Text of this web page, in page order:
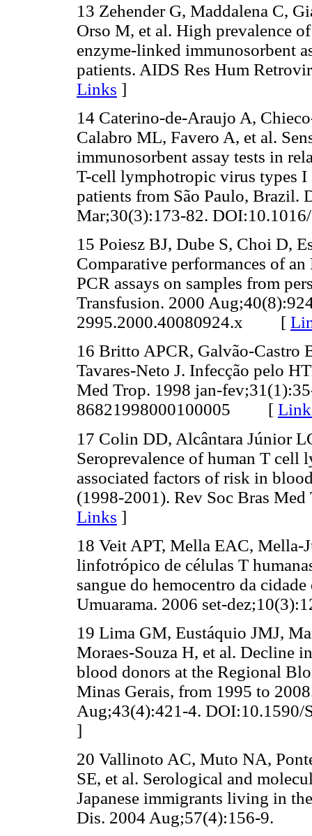
13 Zehender G, Maddalena C,
Orso M, et al. High prevalence
enzyme-linked immunosorbent
patients. AIDS Res Hum
Links ]
14 Caterino-de-Araujo A,
Calabro ML, Favero A, et al.
immunosorbent assay tests in
T-cell lymphotropic virus types
patients from São Paulo,
Mar;30(3):173-82.
15 Poiesz BJ, Dube S, Choi D,
Comparative performances of
PCR assays on samples from
Transfusion. 2000
2995.2000.40080924.x [
16 Britto APCR, Galvão-Castro
Tavares-Neto J. Infecção pelo
Med Trop. 1998 jan-
86821998000100005 [
17 Colin DD, Alcântara Júnior
Seroprevalence of human T
associated factors of risk in
(1998-2001). Rev Soc Bras
Links ]
18 Veit APT, Mella EAC, Mella-
linfotrópico de células T
sangue do hemocentro da
Umuarama. 2006 set-
19 Lima GM, Eustáquio JMJ,
Moraes-Souza H, et al. Decline
blood donors at the Regional
Minas Gerais, from 1995 to
Aug;43(4):421-4. DOI:10.1590/
]
20 Vallinoto AC, Muto NA,
SE, et al. Serological and
Japanese immigrants living in
Dis. 2004 Aug;57(4):156-9.